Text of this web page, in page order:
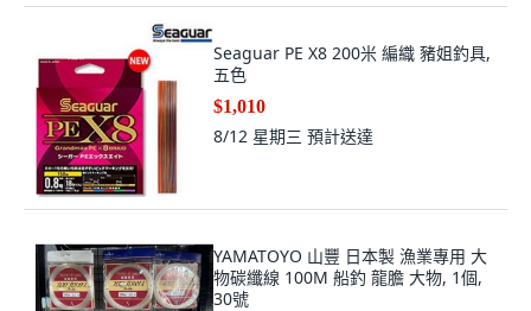
Seaguar PE X8 200米 編織 豬姐釣具,
五色
$1,010
8/12 星期三 預計送達
YAMATOYO 山豐 日本製 漁業專用 大
物碳纖線 100M 船釣 龍膽 大物, 1個,
30號